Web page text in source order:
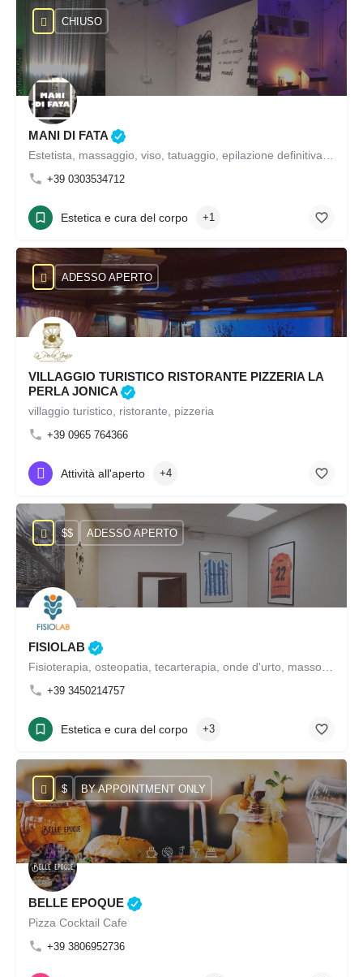
MANI DI FATA
+39 0303534712
CHIUSO
Estetica e cura del corpo +1
VILLAGGIO TURISTICO RISTORANTE PIZZERIA LA
PERLA JONICA
villaggio turistico, ristorante, pizzeria
+39 0965 764366
ADESSO APERTO
Attività all'aperto +4
FISIOLAB
+39 3450214757
$$ ADESSO APERTO
Estetica e cura del corpo +3
BELLE EPOQUE
Pizza Cocktail Cafe
+39 3806952736
$ BY APPOINTMENT ONLY